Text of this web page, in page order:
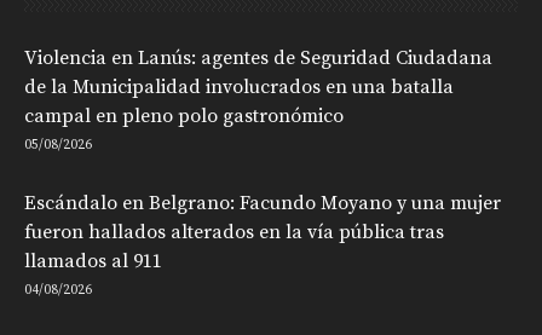
Violencia en Lanús: agentes de Seguridad Ciudadana
de la Municipalidad involucrados en una batalla
campal en pleno polo gastronómico
05/08/2026
Escándalo en Belgrano: Facundo Moyano y una mujer
fueron hallados alterados en la vía pública tras
llamados al 911
04/08/2026